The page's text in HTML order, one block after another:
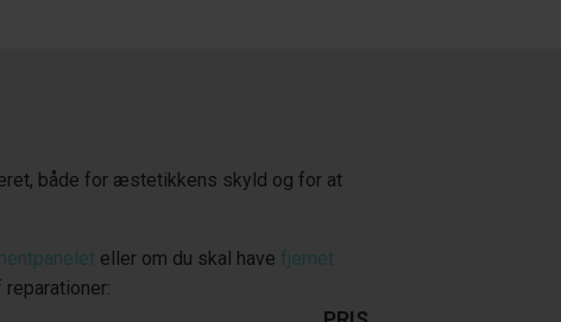
både for æstetikkens skyld og for at
eller om du skal have fjernet